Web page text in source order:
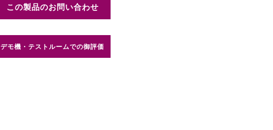
この製品のお問い合わせ
デモ機・テストルームでの御評価